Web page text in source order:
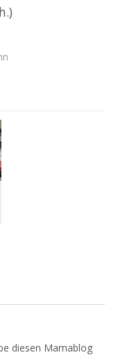
diesen Mamablog